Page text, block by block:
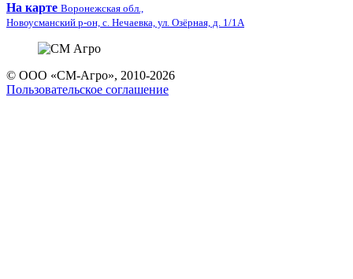
На карте Воронежская обл.,
Новоусманский р-он, с. Нечаевка, ул. Озёрная, д. 1/1А
© ООО «СМ-Агро», 2010-2026
Пользовательское соглашение